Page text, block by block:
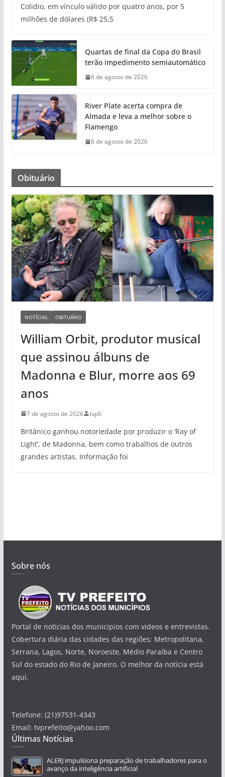
Colidio, em vínculo válido por quatro anos, por 5
milhões de dólares (R$ 25,5
Quartas de final da Copa do Brasil
terão impedimento semiautomático
6 de agosto de 2026
River Plate acerta compra de
Almada e leva a melhor sobre o
Flamengo
6 de agosto de 2026
Obituário
NOTÍCIAS OBITUÁRIO
William Orbit, produtor musical
que assinou álbuns de
Madonna e Blur, morre aos 69
anos
7 de agosto de 2026 tvp6
Britânico ganhou notoriedade por produzir o ‘Ray of
Light’, de Madonna, bem como trabalhos de outros
grandes artistas. Informação foi
Sobre nós
Portal de notícias dos municípios com videos e entrevistas.
Cobertura diária das cidades das regiões: Metropolitana,
Serrana, Lagos, Norte, Noroeste, Médio Paraíba e Centro
Sul do estado do Rio de Janeiro. O melhor da notícia está
aqui.
Telefone: (21)97531-4343
Email: tvprefeito@yahoo.com
Últimas Notícias
ALERJ impulsiona preparação de trabalhadores para o
avanço da inteligência artificial